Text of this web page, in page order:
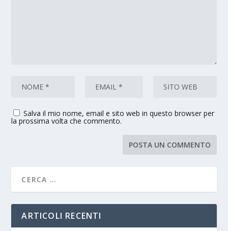
Salva il mio nome, email e sito web in questo browser per
la prossima volta che commento.
ARTICOLI RECENTI